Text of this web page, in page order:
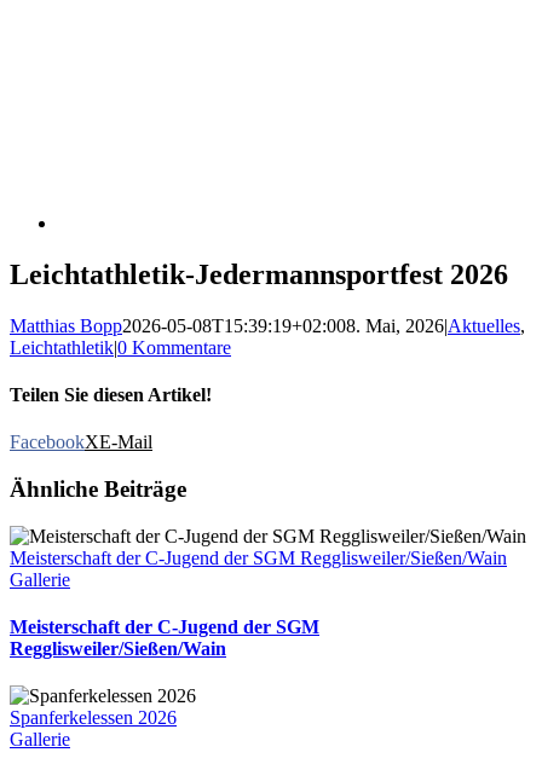
Leichtathletik-Jedermannsportfest 2026
Matthias Bopp2026-05-08T15:39:19+02:008. Mai, 2026|Aktuelles,
Leichtathletik|0 Kommentare
Teilen Sie diesen Artikel!
FacebookXE-Mail
Ähnliche Beiträge
Meisterschaft der C-Jugend der SGM Regglisweiler/Sießen/Wain
Gallerie
Meisterschaft der C-Jugend der SGM
Regglisweiler/Sießen/Wain
Spanferkelessen 2026
Gallerie